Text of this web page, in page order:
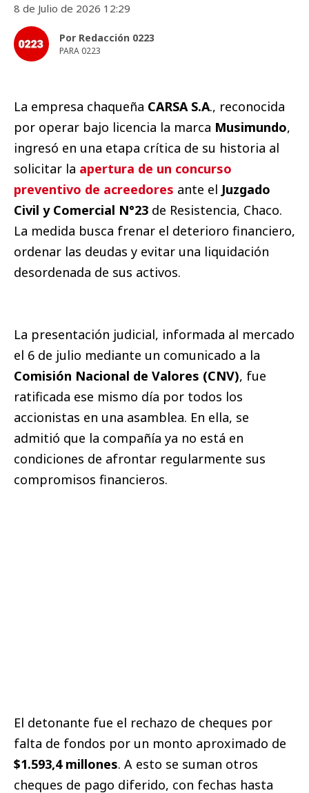
8 de Julio de 2026 12:29
Por Redacción 0223
PARA 0223
La empresa chaqueña CARSA S.A., reconocida
por operar bajo licencia la marca Musimundo,
ingresó en una etapa crítica de su historia al
solicitar la apertura de un concurso
preventivo de acreedores ante el Juzgado
Civil y Comercial N°23 de Resistencia, Chaco.
La medida busca frenar el deterioro financiero,
ordenar las deudas y evitar una liquidación
desordenada de sus activos.
La presentación judicial, informada al mercado
el 6 de julio mediante un comunicado a la
Comisión Nacional de Valores (CNV), fue
ratificada ese mismo día por todos los
accionistas en una asamblea. En ella, se
admitió que la compañía ya no está en
condiciones de afrontar regularmente sus
compromisos financieros.
El detonante fue el rechazo de cheques por
falta de fondos por un monto aproximado de
$1.593,4 millones. A esto se suman otros
cheques de pago diferido, con fechas hasta